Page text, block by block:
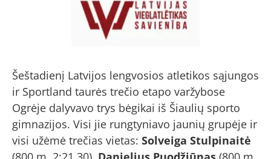
Šeštadienį Latvijos lengvosios atletikos sąjungos
ir Sportland taurės trečio etapo varžybose
Ogrėje dalyvavo trys bėgikai iš Šiaulių sporto
gimnazijos. Visi jie rungtyniavo jaunių grupėje ir
visi užėmė trečias vietas: Solveiga Stulpinaitė